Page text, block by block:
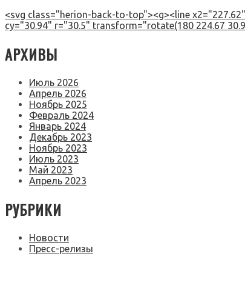
<svg class="herion-back-to-top"><g><line
cy="30.94" r="30.5" transform="rotate(180 224.67
АРХИВЫ
Июль 2026
Апрель 2026
Ноябрь 2025
Февраль 2024
Январь 2024
Декабрь 2023
Ноябрь 2023
Июль 2023
Май 2023
Апрель 2023
РУБРИКИ
Новости
Пресс-релизы